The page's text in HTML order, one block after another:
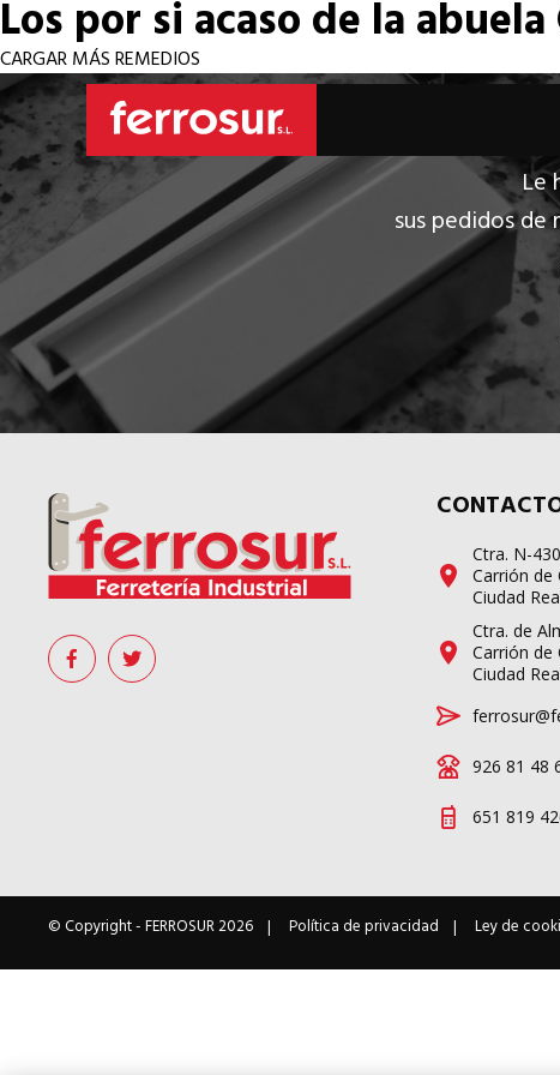
Los por si acaso de la abuela
CARGAR MÁS REMEDIOS
Le
sus pedidos
Ctra. N-
Carrión de
Ciudad
Ctra. de
Carrión de
Ciudad
926 81 48
651 819
© Copyright -FERROSUR2026 Política de privacidad Ley de